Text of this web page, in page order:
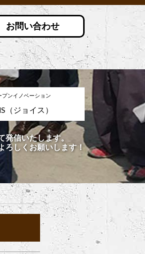
お問い合わせ
プンイノベーション
（ジョイス）
信いたします。
ろしくお願いします！